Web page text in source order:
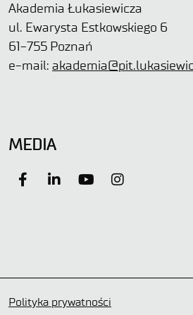
Akademia Łukasiewicza
ul. Ewarysta Estkowskiego 6
61-755 Poznań
e-mail:
MEDIA
Polityka prywatności